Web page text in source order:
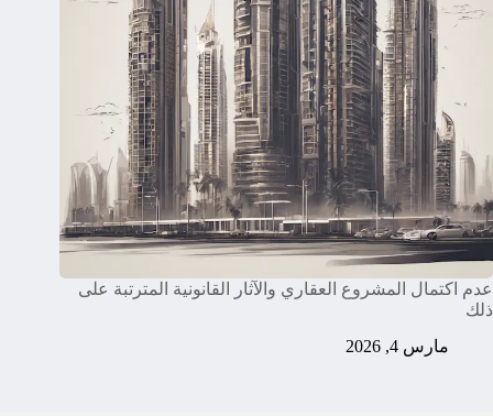
عدم اكتمال المشروع العقاري والآثار القانونية المترتبة على
ذلك
مارس 4, 2026